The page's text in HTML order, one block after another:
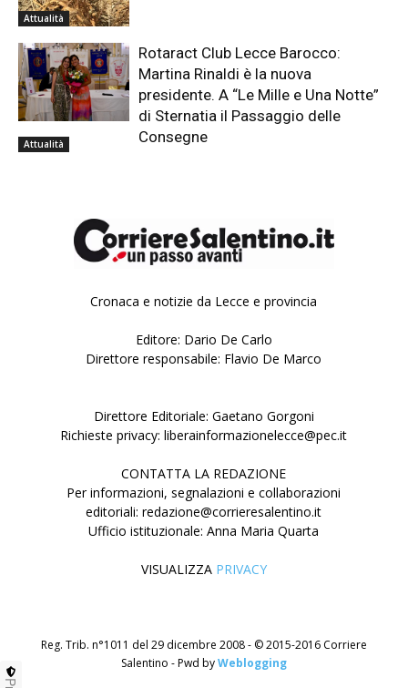
Attualità
Attualità
Rotaract Club Lecce Barocco:
Martina Rinaldi è la nuova
presidente. A “Le Mille e Una Notte”
di Sternatia il Passaggio delle
Consegne
Cronaca e notizie da Lecce e provincia
Editore: Dario De Carlo
Direttore responsabile: Flavio De Marco
Direttore Editoriale: Gaetano Gorgoni
Richieste privacy: liberainformazionelecce@pec.it
CONTATTA LA REDAZIONE
Per informazioni, segnalazioni e collaborazioni
editoriali: redazione@corrieresalentino.it
Ufficio istituzionale: Anna Maria Quarta
VISUALIZZA PRIVACY
Reg. Trib. n°1011 del 29 dicembre 2008 - © 2015-2016 Corriere
Salentino - Pwd byWeblogging